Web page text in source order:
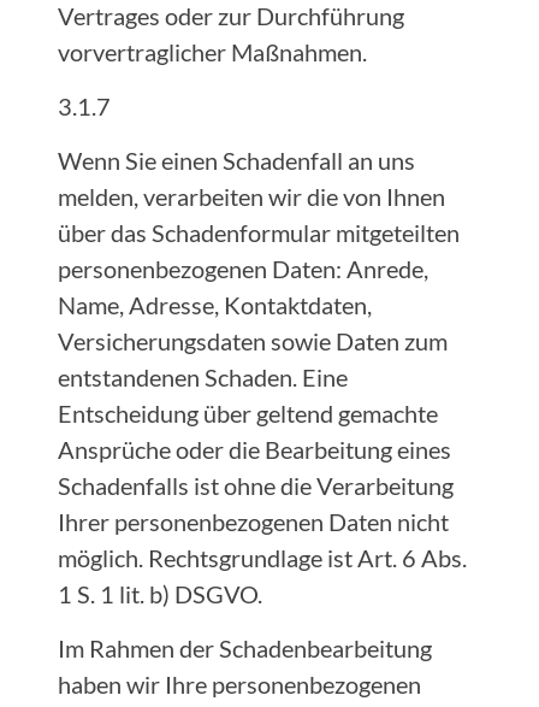
Vertrages oder zur Durchführung
vorvertraglicher Maßnahmen.
3.1.7
Wenn Sie einen Schadenfall an uns
melden, verarbeiten wir die von Ihnen
über das Schadenformular mitgeteilten
personenbezogenen Daten: Anrede,
Name, Adresse, Kontaktdaten,
Versicherungsdaten sowie Daten zum
entstandenen Schaden. Eine
Entscheidung über geltend gemachte
Ansprüche oder die Bearbeitung eines
Schadenfalls ist ohne die Verarbeitung
Ihrer personenbezogenen Daten nicht
möglich. Rechtsgrundlage ist Art. 6 Abs.
1 S. 1 lit. b) DSGVO.
Im Rahmen der Schadenbearbeitung
haben wir Ihre personenbezogenen